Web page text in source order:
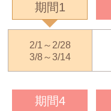
期間1
2/1～2/28
3/8～3/14
期間4